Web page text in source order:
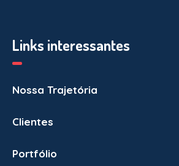
Links interessantes
Nossa Trajetória
Clientes
Portfólio